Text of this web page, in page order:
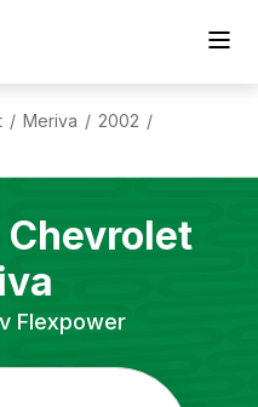
/ Meriva / 2002 /
Chevrolet
Flexpower